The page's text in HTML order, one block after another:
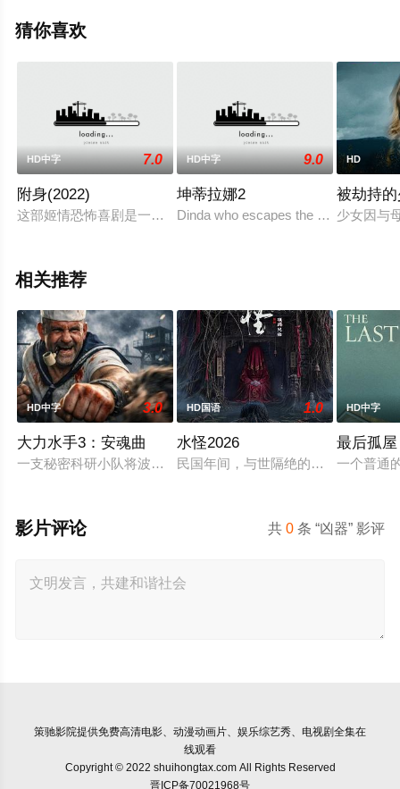
斯·巴特勒,萨拉·科普金,奥布雷·布洛克维,塞尔吉奥·杜克,克
高清未删减完整版电影大全就上策驰电影网，更多相关信
猜你喜欢
HD中字 7.0
附身(2022)
这部姬情恐怖喜剧是一个关于依赖共生关系的寓言：玛雅曾经是
HD中字 9.0
坤蒂拉娜2
Dinda who escapes the Kuntilanak
HD
被劫持
少女因与
相关推荐
HD中字 3.0
大力水手3：安魂曲
一支秘密科研小队将波派囚禁在地下军事基地，试图驯化并利用
HD国语 1.0
水怪2026
民国年间，与世隔绝的怪水村被湖中
HD中字
最后孤屋
一个普通
共0 条 “凶器” 影评
影片评论
策驰影院提供免费高清电影、动漫动画片、娱乐综艺秀、电视剧全集在
线观看
Copyright © 2022 shuihongtax.com All Rights Reserved
晋ICP备70021968号